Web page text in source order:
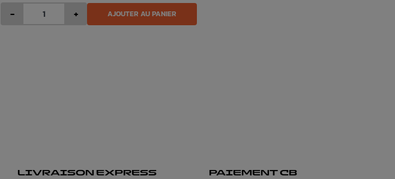
- + AJOUTER AU PANIER
LIVRAISON EXPRESS PAIEMENT CB